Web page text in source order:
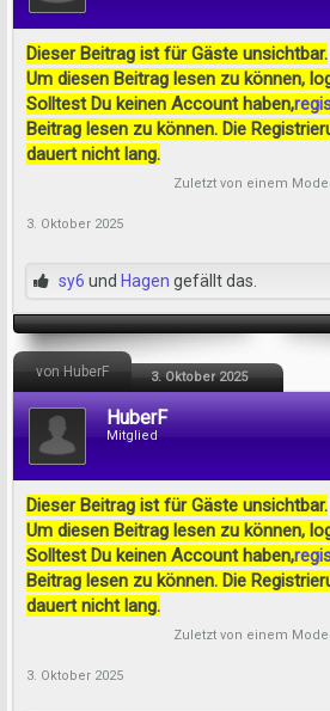
Dieser Beitrag ist für Gäste unsichtbar.
Um diesen Beitrag lesen zu können,
Solltest Du keinen Account haben,
Beitrag lesen zu können. Die
dauert nicht lang.
Zuletzt von einem
3. Oktober 2025
sy6 und Hagen gefällt das.
von HuberF 3. Oktober 2025
HuberF
Mitglied
Dieser Beitrag ist für Gäste unsichtbar.
Um diesen Beitrag lesen zu können,
Solltest Du keinen Account haben,
Beitrag lesen zu können. Die
dauert nicht lang.
Zuletzt von einem
3. Oktober 2025